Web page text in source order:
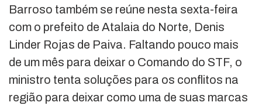
Barroso também se reúne nesta sexta-feira
com o prefeito de Atalaia do Norte, Denis
Linder Rojas de Paiva. Faltando pouco mais
de um mês para deixar o Comando do STF, o
ministro tenta soluções para os conflitos na
região para deixar como uma de suas marcas